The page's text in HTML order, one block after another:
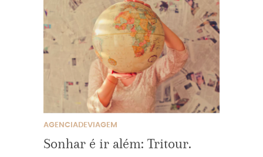
AGENCIADEVIAGEM
Sonhar é ir além: Tritour.